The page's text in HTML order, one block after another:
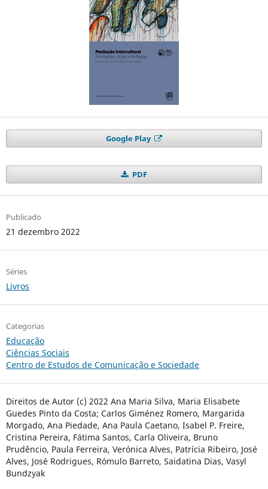
Google Play
PDF
Publicado
21 dezembro 2022
Séries
Livros
Categorias
Educação
Ciências Sociais
Centro de Estudos de Comunicação e Sociedade
Direitos de Autor (c) 2022 Ana Maria Silva, Maria Elisabete
Guedes Pinto da Costa; Carlos Giménez Romero, Margarida
Morgado, Ana Piedade, Ana Paula Caetano, Isabel P. Freire,
Cristina Pereira, Fátima Santos, Carla Oliveira, Bruno
Prudêncio, Paula Ferreira, Verónica Alves, Patrícia Ribeiro, José
Alves, José Rodrigues, Rómulo Barreto, Saidatina Dias, Vasyl
Bundzyak